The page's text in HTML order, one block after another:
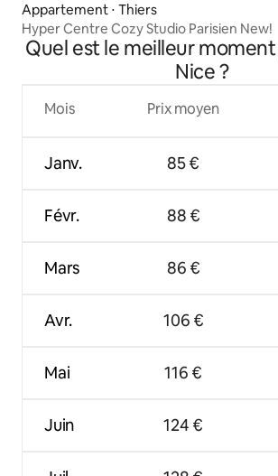
Appartement ⋅ Thiers
Hyper Centre Cozy Studio Parisien New!
Quel est le meilleur
Nice ?
Mois
Janv.
Févr.
Mars
Avr.
Mai
Juin
Prix moyen
85 €
88 €
86 €
106 €
116 €
124 €